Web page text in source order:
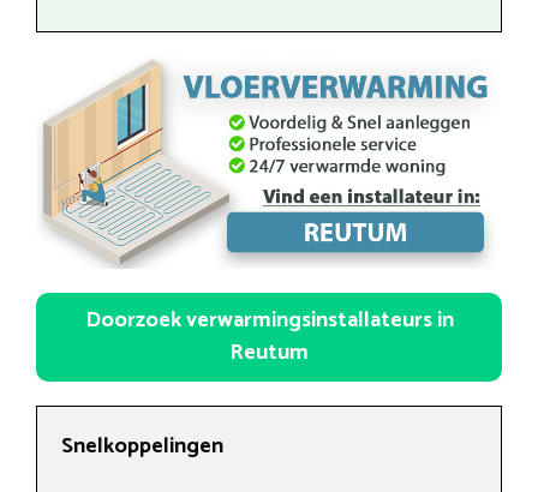
Doorzoek verwarmingsinstallateurs in
Reutum
Snelkoppelingen